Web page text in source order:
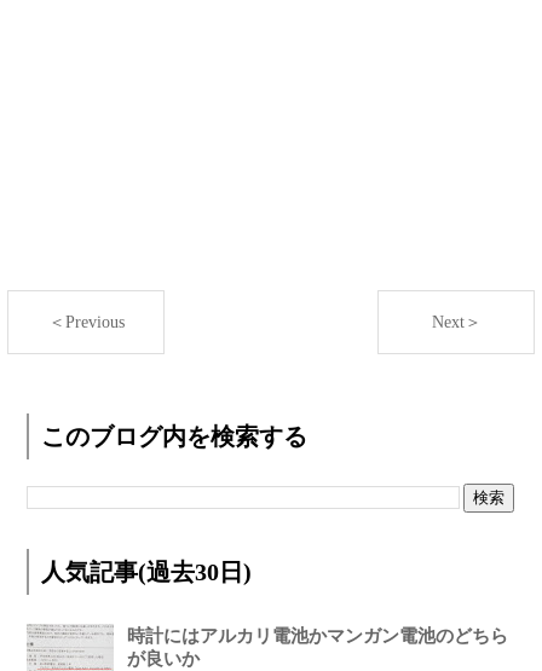
＜Previous Next＞
このブログ内を検索する
人気記事(過去30日)
時計にはアルカリ電池かマンガン電池のどちら
が良いか